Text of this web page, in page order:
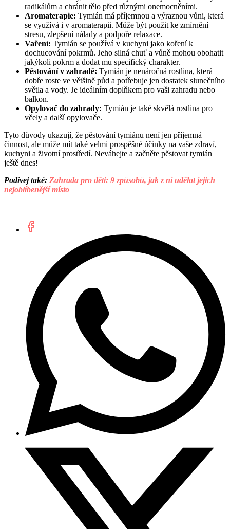
radikálům a chránit tělo před různými onemocněními.
Aromaterapie: Tymián má příjemnou a výraznou vůni, která
se využívá i v aromaterapii. Může být použit ke zmírnění
stresu, zlepšení nálady a podpoře relaxace.
Vaření: Tymián se používá v kuchyni jako koření k
dochucování pokrmů. Jeho silná chuť a vůně mohou obohatit
jakýkoli pokrm a dodat mu specifický charakter.
Pěstování v zahradě: Tymián je nenáročná rostlina, která
dobře roste ve většině půd a potřebuje jen dostatek slunečního
světla a vody. Je ideálním doplňkem pro vaši zahradu nebo
balkon.
Opylovač do zahrady: Tymián je také skvělá rostlina pro
včely a další opylovače.
Tyto důvody ukazují, že pěstování tymiánu není jen příjemná
činnost, ale může mít také velmi prospěšné účinky na vaše zdraví,
kuchyni a životní prostředí. Neváhejte a začněte pěstovat tymián
ještě dnes!
Podívej také: Zahrada pro děti: 9 způsobů, jak z ní udělat jejich
nejoblíbenější místo